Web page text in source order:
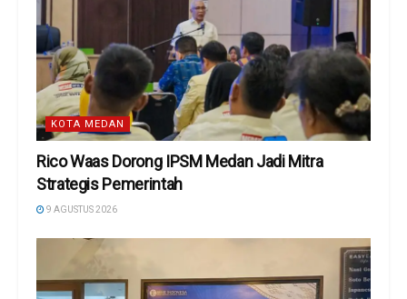
KOTA MEDAN
Rico Waas Dorong IPSM Medan Jadi Mitra
Strategis Pemerintah
9 AGUSTUS 2026